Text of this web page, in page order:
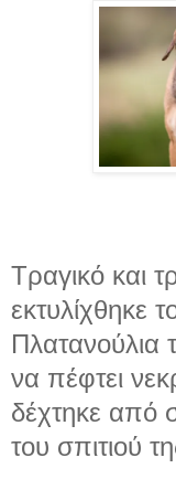
Tραγικό και
εκτυλίχθηκε
Πλατανούλια
να πέφτει
δέχτηκε από
του σπιτιού